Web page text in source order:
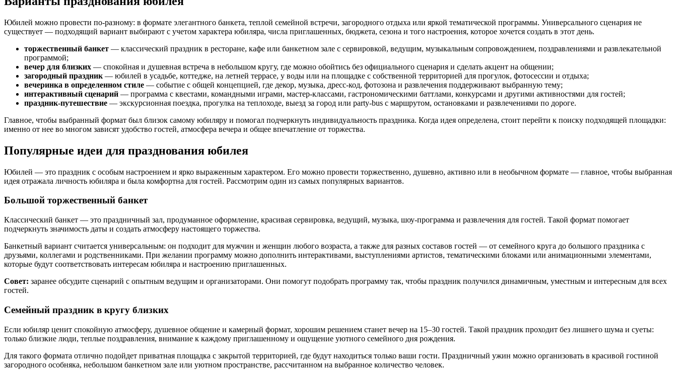
Тариф «Всё включено»
Проживание
Акции
Афиша
О компании
Смотреть все
Документы
Программа лояльности
Вакансии
Новости
Отзывы
Фотографии
Вокруг нас
Презентация
Карта отеля
Блог
Корп клиентам
Смотреть все
Конференц-залы
Банкетные залы
Юбилей можно провести по-разному: в формате элегантного банкета, теплой семейной встречи, загородного отдыха или яркой тематической программы. Универсального сценария не
существует — подходящий вариант выбирают с учетом характера юбиляра, числа приглашенных, бюджета, сезона и того настроения, которое хочется создать в этот день.
торжественный банкет — классический праздник в ресторане, кафе или банкетном зале с сервировкой, ведущим, музыкальным сопровождением, поздравлениями и развлекательной
программой;
вечер для близких — спокойная и душевная встреча в небольшом кругу, где можно обойтись без официального сценария и сделать акцент на общении;
загородный праздник — юбилей в усадьбе, коттедже, на летней террасе, у воды или на площадке с собственной территорией для прогулок, фотосессии и отдыха;
вечеринка в определенном стиле — событие с общей концепцией, где декор, музыка, дресс-код, фотозона и развлечения поддерживают выбранную тему;
интерактивный сценарий — программа с квестами, командными играми, мастер-классами, гастрономическими баттлами, конкурсами и другими активностями для гостей;
праздник-путешествие — экскурсионная поездка, прогулка на теплоходе, выезд за город или party-bus с маршрутом, остановками и развлечениями по дороге.
Главное, чтобы выбранный формат был близок самому юбиляру и помогал подчеркнуть индивидуальность праздника. Когда идея определена, стоит перейти к поиску подходящей площадки:
именно от нее во многом зависят удобство гостей, атмосфера вечера и общее впечатление от торжества.
Популярные идеи для празднования юбилея
Юбилей — это праздник с особым настроением и ярко выраженным характером. Его можно провести торжественно, душевно, активно или в необычном формате — главное, чтобы выбранная
идея отражала личность юбиляра и была комфортна для гостей. Рассмотрим один из самых популярных вариантов.
Большой торжественный банкет
Классический банкет — это праздничный зал, продуманное оформление, красивая сервировка, ведущий, музыка, шоу-программа и развлечения для гостей. Такой формат помогает
подчеркнуть значимость даты и создать атмосферу настоящего торжества.
Банкетный вариант считается универсальным: он подходит для мужчин и женщин любого возраста, а также для разных составов гостей — от семейного круга до большого праздника с
друзьями, коллегами и родственниками. При желании программу можно дополнить интерактивами, выступлениями артистов, тематическими блоками или анимационными элементами,
которые будут соответствовать интересам юбиляра и настроению приглашенных.
Совет: заранее обсудите сценарий с опытным ведущим и организаторами. Они помогут подобрать программу так, чтобы праздник получился динамичным, уместным и интересным для всех
гостей.
Семейный праздник в кругу близких
Если юбиляр ценит спокойную атмосферу, душевное общение и камерный формат, хорошим решением станет вечер на 15–30 гостей. Такой праздник проходит без лишнего шума и суеты:
только близкие люди, теплые поздравления, внимание к каждому приглашенному и ощущение уютного семейного дня рождения.
Для такого формата отлично подойдет приватная площадка с закрытой территорией, где будут находиться только ваши гости. Праздничный ужин можно организовать в красивой гостиной
загородного особняка, небольшом банкетном зале или уютном пространстве, рассчитанном на выбранное количество человек.
Связаться с менеджером
Связаться с менеджером
Забронировать столик
Связаться с менеджером
Заказать мероприятие
Заказать услугу
Забронировать стол
Заказать услугу
Заказать услугу
Политикой обработки cookies на странице.
Подробнее3D - тур